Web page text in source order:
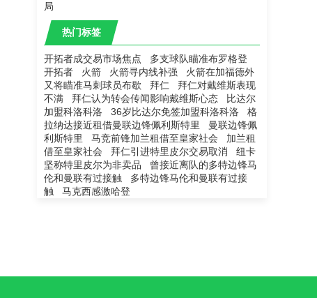
局
热门标签
开拓者成交易市场焦点
多支球队瞄准布罗格登
开拓者
火箭 火箭寻内线补强
火箭在加福德外
又将瞄准马刺球员布歇
拜仁
拜仁对戴维斯表现
不满
拜仁认为转会传闻影响戴维斯心态
比达尔
加盟科洛科洛
36岁比达尔免签加盟科洛科洛
格
拉纳达接近租借曼联边锋佩利斯特里
曼联边锋佩
利斯特里
马竞前锋加兰租借至皇家社会
加兰租
借至皇家社会
拜仁引进特里皮尔交易取消
纽卡
坚称特里皮尔为非卖品
曾接近离队的多特边锋马
伦和曼联有过接触
多特边锋马伦和曼联有过接
触
马克西感激哈登